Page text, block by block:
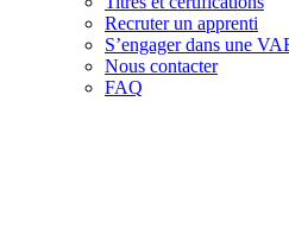
Recruter un apprenti
S’engager dans une
Nous contacter
FAQ